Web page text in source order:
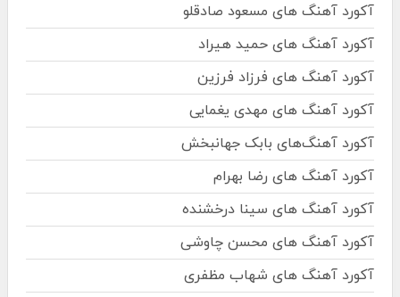
آکورد آهنگ های مسعود صادقلو
آکورد آهنگ های حمید هیراد
آکورد آهنگ های فرزاد فرزین
آکورد آهنگ های مهدی یغمایی
آکورد آهنگ‌های بابک جهانبخش
آکورد آهنگ های رضا بهرام
آکورد آهنگ های سینا درخشنده
آکورد آهنگ های محسن چاوشی
آکورد آهنگ های شهاب مظفری